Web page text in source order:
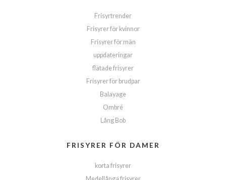
Frisyrtrender
Frisyrer för kvinnor
Frisyrer för män
uppdateringar
flätade frisyrer
Frisyrer för brudpar
Balayage
Ombré
Lång Bob
FRISYRER FÖR DAMER
korta frisyrer